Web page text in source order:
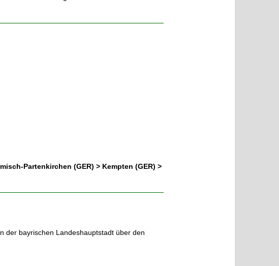
Partenkirchen (GER) > Kempten (GER) >
der bayrischen Landeshauptstadt über den